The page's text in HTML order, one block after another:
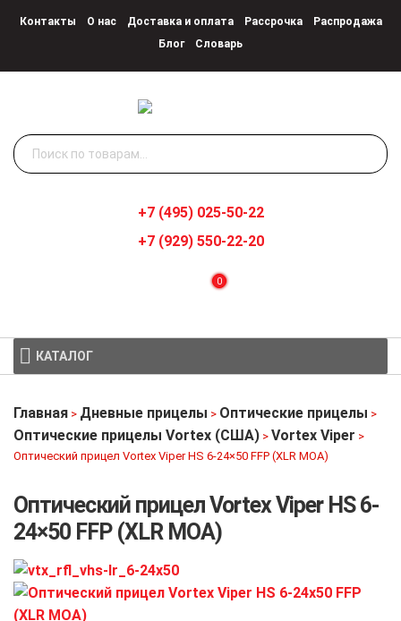
Контакты О нас Доставка и оплата Рассрочка
Распродажа
Блог
Словарь
Искать:
0
+7 (495) 025-50-22
+7 (929) 550-22-20
КАТАЛОГ
Главная > Дневные прицелы > Оптические прицелы >
Оптические прицелы Vortex (США) > Vortex Viper >
Оптический прицел Vortex Viper HS 6-24×50 FFP (XLR MOA)
Оптический прицел Vortex Viper HS 6-
24×50 FFP (XLR MOA)